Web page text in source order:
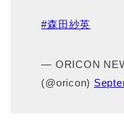
#森田紗英
— ORICON
(@oricon)